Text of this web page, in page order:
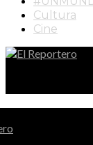
Cultura
Cine